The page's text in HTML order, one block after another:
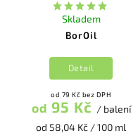
BorOil
Skladem
od 79 Kč bez DPH
od 95 Kč / balení
od 58,04 Kč / 100 ml
Detail